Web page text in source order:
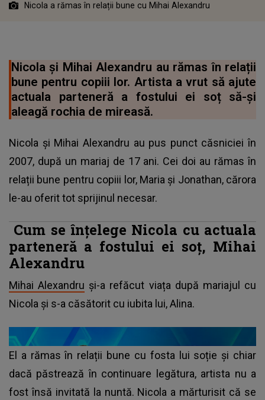
Nicola a rămas în relații bune cu Mihai Alexandru
Nicola și Mihai Alexandru au rămas în relații
bune pentru copiii lor. Artista a vrut să ajute
actuala parteneră a fostului ei soț să-și
aleagă rochia de mireasă.
Nicola și Mihai Alexandru au pus punct căsniciei în
2007, după un mariaj de 17 ani. Cei doi au rămas în
relații bune pentru copiii lor, Maria și Jonathan, cărora
le-au oferit tot sprijinul necesar.
Cum se înțelege Nicola cu actuala
parteneră a fostului ei soț, Mihai
Alexandru
Mihai Alexandru și-a refăcut viața după mariajul cu
Nicola și s-a căsătorit cu iubita lui, Alina.
El a rămas în relații bune cu fosta lui soție și chiar
dacă păstrează în continuare legătura, artista nu a
fost însă invitată la nuntă. Nicola a mărturisit că se